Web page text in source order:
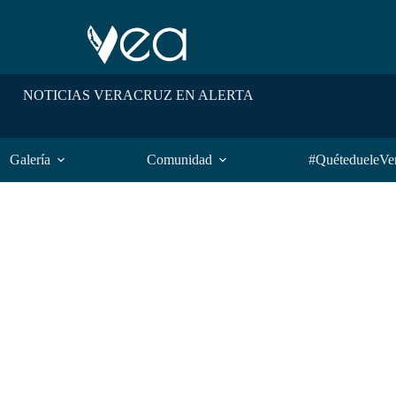
NOTICIAS VERACRUZ EN ALERTA
Galería Comunidad